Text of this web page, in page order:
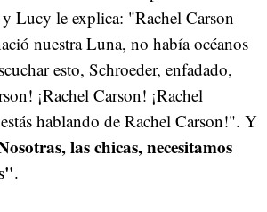
Lucy le explica: "Rachel Carson
nuestra Luna, no había océanos
esto, Schroeder, enfadado,
¡Rachel Carson! ¡Rachel
hablando de Rachel Carson!". Y
las chicas, necesitamos
.